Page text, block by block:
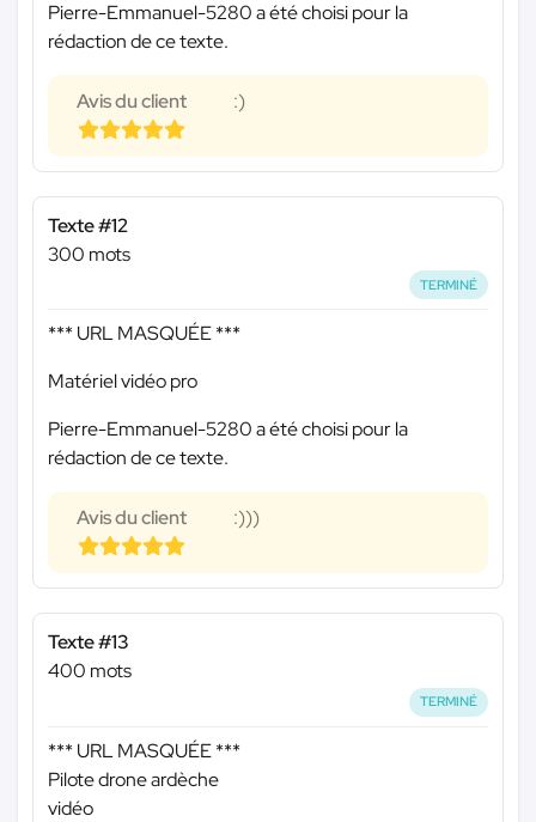
Pierre-Emmanuel-5280 a été choisi pour la
rédaction de ce texte.
Avis du client :)
Texte #12
300 mots
TERMINÉ
*** URL MASQUÉE ***
Matériel vidéo pro
Pierre-Emmanuel-5280 a été choisi pour la
rédaction de ce texte.
Avis du client :)))
Texte #13
400 mots
TERMINÉ
*** URL MASQUÉE ***
Pilote drone ardèche
vidéo